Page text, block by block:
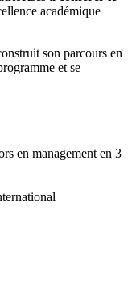
académique
son parcours en
et se
en management en 3